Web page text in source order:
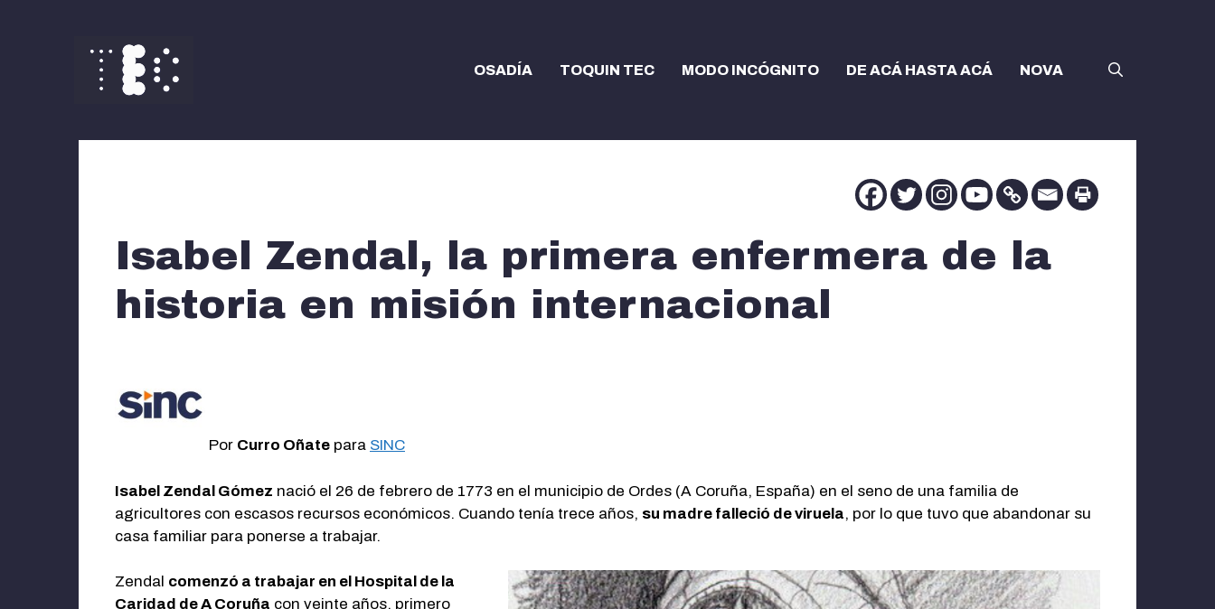
OSADÍA TOQUIN TEC MODO INCÓGNITO DE ACÁ HASTA ACÁ NOVA
Isabel Zendal, la primera enfermera de la
historia en misión internacional
Por Curro Oñate para SINC
Isabel Zendal Gómez nació el 26 de febrero de 1773 en el municipio de Ordes (A Coruña, España) en el seno de una familia de
agricultores con escasos recursos económicos. Cuando tenía trece años, su madre falleció de viruela, por lo que tuvo que abandonar su
casa familiar para ponerse a trabajar.
Zendal comenzó a trabajar en el Hospital de la
Caridad de A Coruña con veinte años, primero